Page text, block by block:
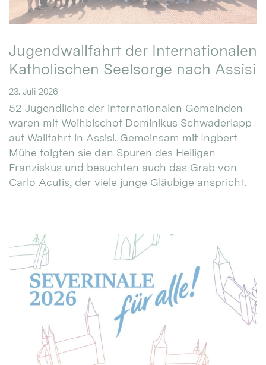
Jugendwallfahrt der Internationalen
Katholischen Seelsorge nach Assisi
23. Juli 2026
52 Jugendliche der internationalen Gemeinden
waren mit Weihbischof Dominikus Schwaderlapp
auf Wallfahrt in Assisi. Gemeinsam mit Ingbert
Mühe folgten sie den Spuren des Heiligen
Franziskus und besuchten auch das Grab von
Carlo Acutis, der viele junge Gläubige anspricht.